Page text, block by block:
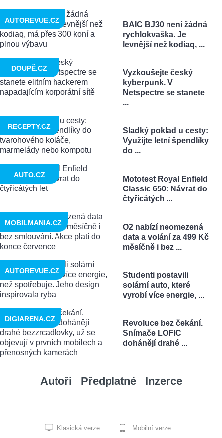
BAIC BJ30 není žádná
rychlokvaška. Je
levnější než kodiaq, ...
AUTOREVUE.CZ
Vyzkoušejte český
kyberpunk. V
Netspectre se stanete
...
DOUPĚ.CZ
Sladký poklad u cesty:
Využijte letní špendlíky
do ...
RECEPTY.CZ
Mototest Royal Enfield
Classic 650: Návrat do
čtyřicátých ...
AUTO.CZ
O2 nabízí neomezená
data a volání za 499 Kč
měsíčně i bez ...
MOBILMANIA.CZ
Studenti postavili
solární auto, které
vyrobí více energie, ...
AUTOREVUE.CZ
Revoluce bez čekání.
Snímače LOFIC
dohánějí drahé ...
DIGIARENA.CZ
Autoři Předplatné Inzerce
Klasická verze Mobilní verze